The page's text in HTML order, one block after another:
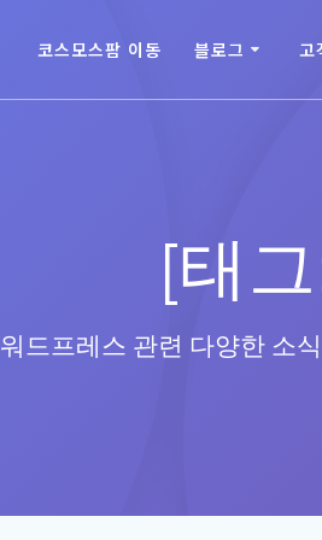
코스모스팜 이동 블로그 고
[태
워드프레스 관련 다양한 소